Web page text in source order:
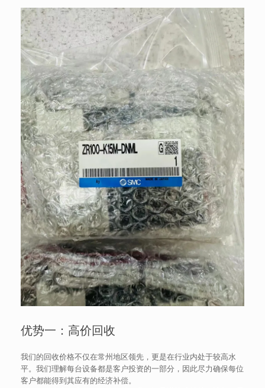
优势一：高价回收
我们的回收价格不仅在常州地区领先，更是在行业内处于较高水
平。我们理解每台设备都是客户投资的一部分，因此尽力确保每位
客户都能得到其应有的经济补偿。